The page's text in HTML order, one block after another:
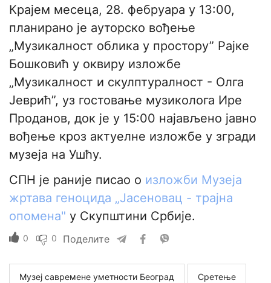
Крајем месеца, 28. фебруара у 13:00,
планирано је ауторско вођење
„Музикалност облика у простору” Рајке
Бошковић у оквиру изложбе
„Музикалност и скулптуралност - Олга
Јеврић”, уз гостовање музиколога Ире
Проданов, док је у 15:00 најављено јавно
вођење кроз актуелне изложбе у згради
музеја на Ушћу.
СПН је раније писао о изложби Музеја
жртава геноцида „Јасеновац - трајна
опомена" у Скупштини Србије.
0 0 Поделите
Музеј савремене уметности Београд Сретење